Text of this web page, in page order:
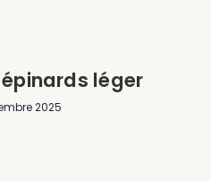
léger
2025